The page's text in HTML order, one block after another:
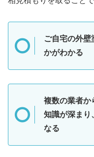
ご自宅の外
かがわかる
複数の業者か
知識が深まり
なる